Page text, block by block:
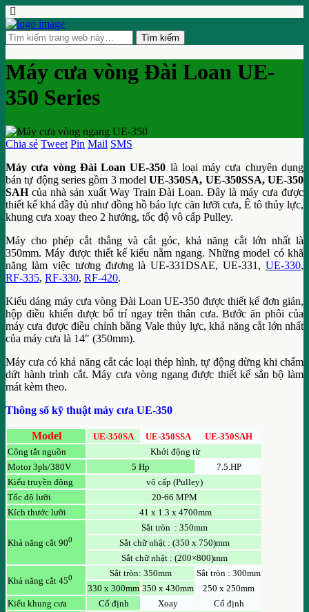
Máy cưa vòng Đài Loan UE-
350 Series
Chia sẻ Tweet Pin Mail SMS
Máy cưa vòng Đài Loan UE-350 là loại máy cưa chuyên dụng
bán tự động series gồm 3 model UE-350SA, UE-350SSA, UE-350
SAHcủa nhà sản xuất Way Train Đài Loan. Đây là máy cưa được
thiết kế khá đầy đủ như đồng hồ báo lực căn lưỡi cưa, Ê tô thủy lực,
khung cưa xoay theo 2 hướng, tốc độ vô cấp Pulley.
Máy cho phép cắt thẳng và cắt góc, khả năng cắt lớn nhất là
350mm. Máy được thiết kế kiểu nằm ngang. Những model có khã
năng làm việc tương đương là UE-331DSAE, UE-331, UE-330,
RF-335, RF-330, RF-420.
Kiểu dáng máy cưa vòng Đài Loan UE-350 được thiết kế đơn giản,
hộp điều khiển được bố trí ngay trên thân cưa. Bước ăn phôi của
máy cưa được điều chỉnh bằng Vale thủy lực, khả năng cắt lớn nhất
của máy cưa là 14″ (350mm).
Máy cưa có khả năng cắt các loại thép hình, tự động dừng khi chấm
dứt hành trình cắt. Máy cưa vòng ngang được thiết kế sẳn bộ làm
mát kèm theo.
Thông số kỹ thuật máy cưa UE-350
Model UE-350SA UE-350SSA
UE-350SAH
Công tắt nguồn
Khởi động từ
Motor 3ph/380V
5 Hp
7.5.HP
Kiểu truyền động
vô cấp (Pulley)
Tốc độ lưỡi
20-66 MPM
Kích thước lưỡi
41 x 1.3 x 4700mm
Khả năng cắt 900
Sắt tròn : 350mm
Sắt chữ nhật : (350 x 750)mm
Sắt chữ nhật : (200×800)mm
Khả năng cắt 450 Sắt tròn: 350mm
Sắt tròn : 300mm
330 x 300mm 350 x 430mm
250 x 250mm
Kiểu khung cưa
Cố định Xoay
Cố định